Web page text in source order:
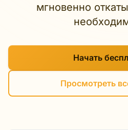
мгновенно
Начать
Просмотреть